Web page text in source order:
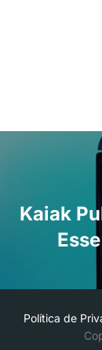
Post
Kaiak
Política de